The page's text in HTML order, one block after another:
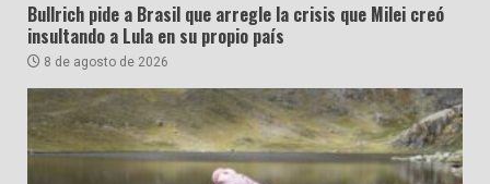
Bullrich pide a Brasil que arregle la crisis que Milei creó
insultando a Lula en su propio país
8 de agosto de 2026